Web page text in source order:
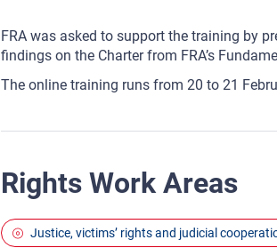
FRA was asked to support the training by
findings on the Charter from FRA’s
The online training runs from 20 to 21
Rights Work Areas
Justice, victims’ rights and judicial